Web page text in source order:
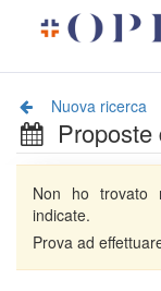
Nuova ricerca
Non ho trovato
indicate.
Prova ad